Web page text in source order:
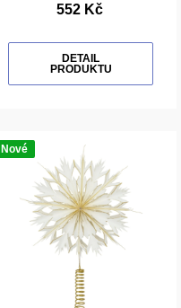
552 Kč
DETAIL
PRODUKTU
Nové